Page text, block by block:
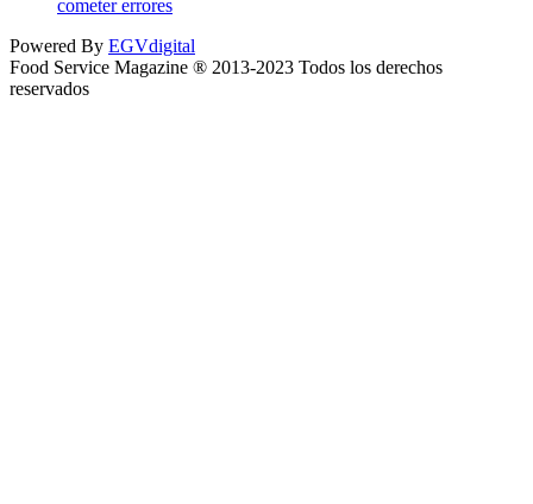
cometer errores
Powered By EGVdigital
Food Service Magazine ® 2013-2023 Todos los derechos
reservados